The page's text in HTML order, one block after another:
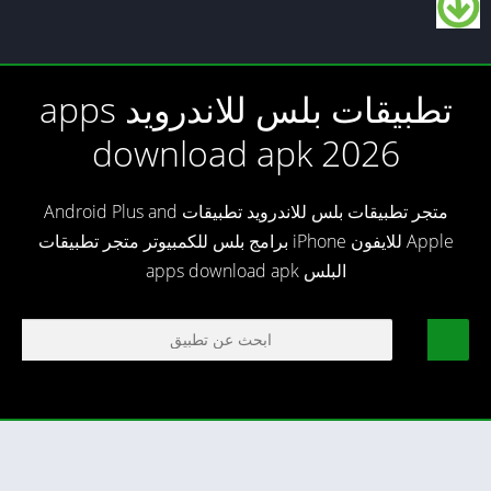
تطبيقات بلس للاندرويد apps
download apk 2026
متجر تطبيقات بلس للاندرويد تطبيقات Android Plus and
Apple للايفون iPhone برامج بلس للكمبيوتر متجر تطبيقات
البلس apps download apk